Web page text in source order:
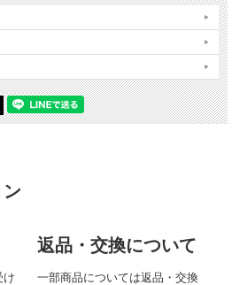
け
返品・交換について
一部商品については返品・交換